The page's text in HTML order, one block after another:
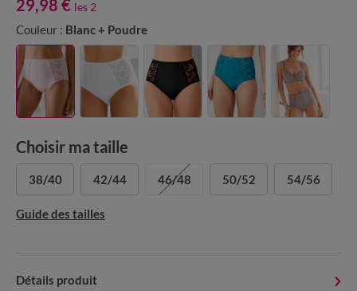
29,98 € les 2
Couleur : Blanc + Poudre
Choisir ma taille
38/40 42/44 46/48 50/52 54/56
Guide des tailles
Détails produit